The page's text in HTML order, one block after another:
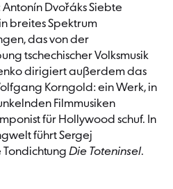
Dvořáks Siebte
breites Spektrum
das von der
tschechischer Volksmusik
dirigiert außerdem das
Korngold: ein Werk, in
Filmmusiken
für Hollywood schuf. In
führt Sergej
Tondichtung Die Toteninsel.